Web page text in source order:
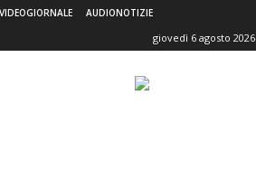
VIDEOGIORNALE AUDIONOTIZIE
giovedì 6 agosto 2026